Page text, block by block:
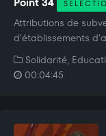
Attributions de
d'établissements
Solidarité,
00:04:45